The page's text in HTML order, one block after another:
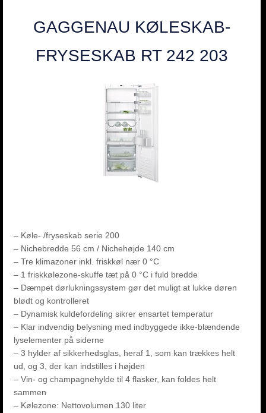
GAGGENAU KØLESKAB-
FRYSESKAB RT 242 203
– Køle- /fryseskab serie 200
– Nichebredde 56 cm / Nichehøjde 140 cm
– Tre klimazoner inkl. friskkøl nær 0 °C
– 1 friskkølezone-skuffe tæt på 0 °C i fuld bredde
– Dæmpet dørlukningssystem gør det muligt at lukke døren
blødt og kontrolleret
– Dynamisk kuldefordeling sikrer ensartet temperatur
– Klar indvendig belysning med indbyggede ikke-blændende
lyselementer på siderne
– 3 hylder af sikkerhedsglas, heraf 1, som kan trækkes helt
ud, og 3, der kan indstilles i højden
– Vin- og champagnehylde til 4 flasker, kan foldes helt
sammen
– Kølezone: Nettovolumen 130 liter